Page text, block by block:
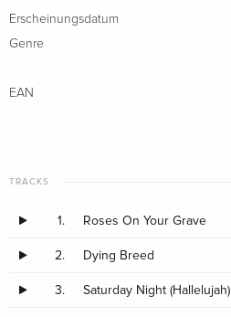
Erscheinungsdatum
Genre
EAN
TRACKS
1. Roses On Your Grave
2. Dying Breed
3. Saturday Night (Hallelujah)